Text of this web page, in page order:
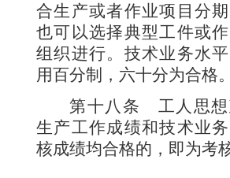
合生产或者作业项目分期
也可以选择典型工件或
组织进行。技术业务水
用百分制， 六十分为合格。
第十八条 工人思想
生产工作成绩和技术业
核成绩均合格的，即为考